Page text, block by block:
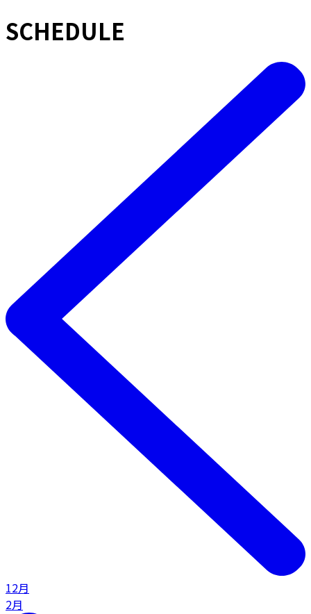
SCHEDULE
12月
2月